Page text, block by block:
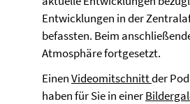
Entwicklungen in der
befassten. Beim
Atmosphäre fortgesetzt.
EinenVideomitschnittder
haben für Sie in einer